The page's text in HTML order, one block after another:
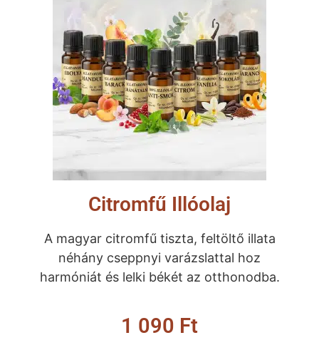
Citromfű Illóolaj
A magyar citromfű tiszta, feltöltő illata
néhány cseppnyi varázslattal hoz
harmóniát és lelki békét az otthonodba.
1 090 Ft